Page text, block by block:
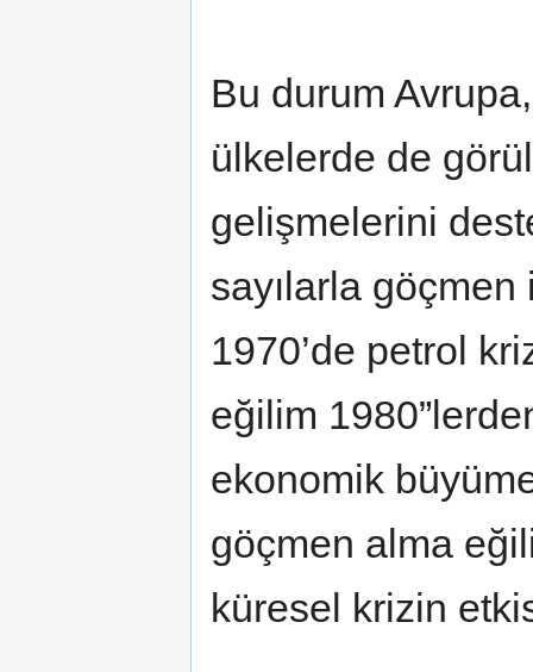
Bu durum
ülkelerde de
gelişmelerini
sayılarla
1970’de petrol
eğilim
ekonomik
göçmen alma
küresel krizin